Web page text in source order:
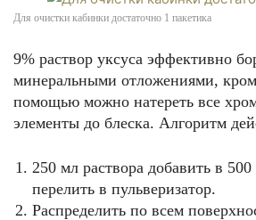
Для очистки кабинки достаточно 1 пакетика
9% раствор уксуса эффективно
минеральными отложениями,
помощью можно натереть все
элементы до блеска. Алгоритм
250 мл раствора добавить в
перелить в пульверизатор.
Распределить по всем